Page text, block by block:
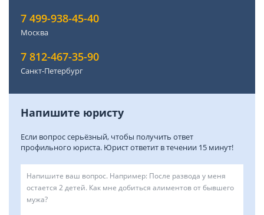
7 499-938-45-40
Москва
7 812-467-35-90
Санкт-Петербург
Напишите юристу
Если вопрос серьёзный, чтобы получить ответ
профильного юриста. Юрист ответит в течении 15 минут!